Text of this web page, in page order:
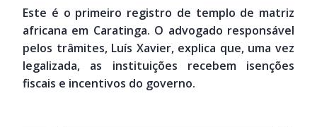
Este é o primeiro registro de templo de matriz
africana em Caratinga. O advogado responsável
pelos trâmites, Luís Xavier, explica que, uma vez
legalizada, as instituições recebem isenções
fiscais e incentivos do governo.